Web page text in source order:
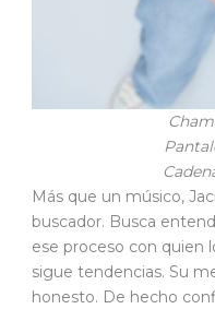
Más que un músico,
buscador. Busca
ese proceso con quien
sigue tendencias. Su
honesto. De hecho